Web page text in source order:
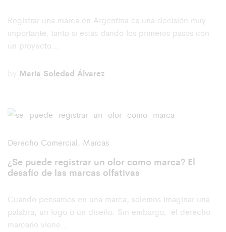
Registrar una marca en Argentina es una decisión muy
importante, tanto si estás dando los primeros pasos con
un proyecto…
Maria Soledad Álvarez
Derecho Comercial, Marcas
¿Se puede registrar un olor como marca? El
desafío de las marcas olfativas
Cuando pensamos en una marca, solemos imaginar una
palabra, un logo o un diseño. Sin embargo, el derecho
marcario viene…